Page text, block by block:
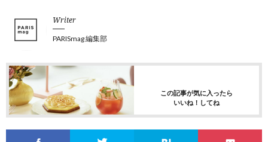
Writer
PARISmag 編集部
この記事が気に入ったら
いいね！してね